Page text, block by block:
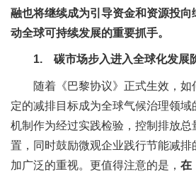
融也将继续成为引导资金和资源投
动全球可持续发展的重要抓手。
1. 碳市场步入进入全球化发展
随着《巴黎协议》正式生效，
定的减排目标成为全球气候治理领
机制作为经过实践检验，控制排放总
置，同时鼓励微观企业践行节能减排
加广泛的重视。更值得注意的是， 在